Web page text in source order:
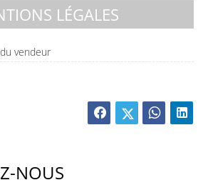
LÉGALES
vendeur
NOUS